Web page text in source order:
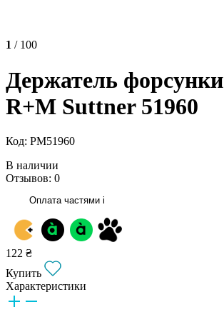
1 / 100
Держатель форсунки
R+M Suttner 51960
Код: РМ51960
В наличии
Отзывов: 0
Оплата частями i
122 ₴
Купить
Характеристики